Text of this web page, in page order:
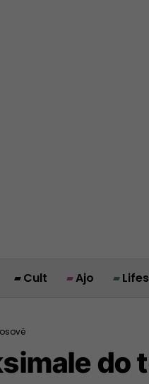
Cult Ajo
do